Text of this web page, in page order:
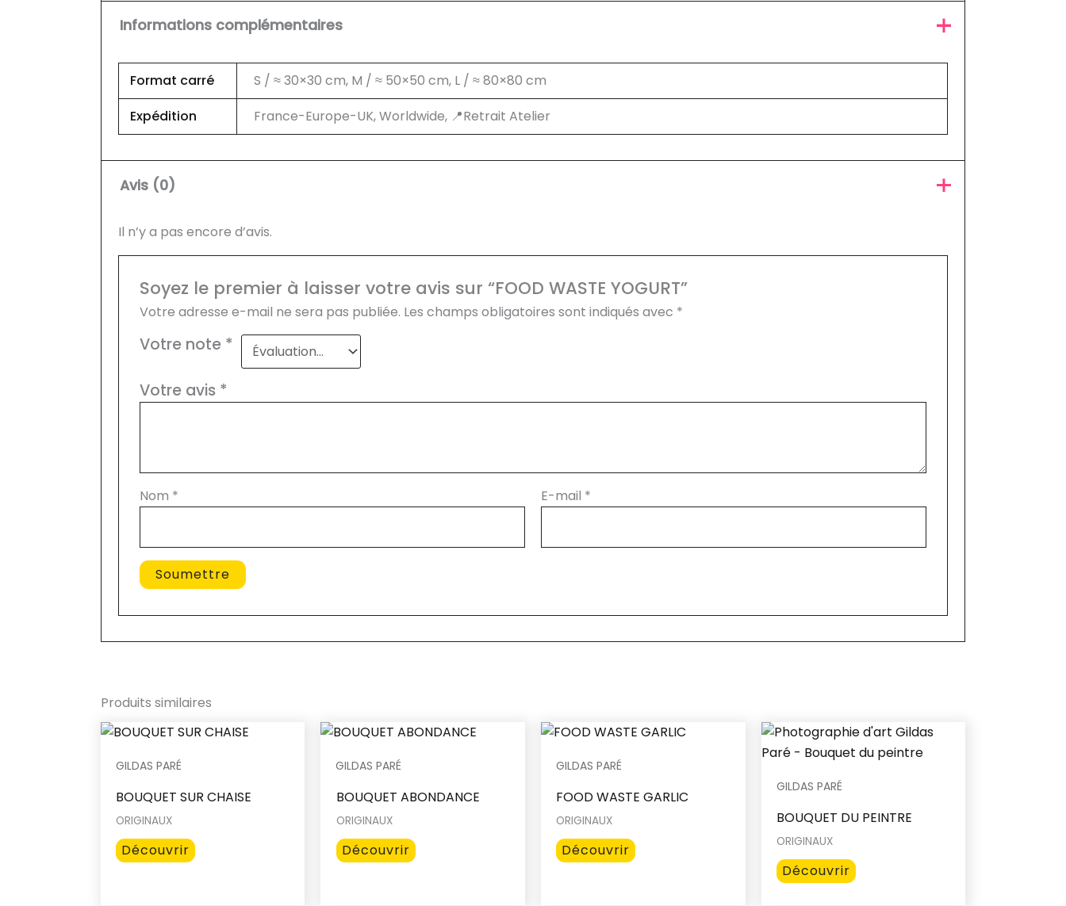
Informations complémentaires
Format carré
S / ≈ 30×30 cm, M / ≈ 50×50 cm, L / ≈ 80×80 cm
Expédition
France-Europe-UK, Worldwide, 📍Retrait Atelier
Avis (0)
Il n’y a pas encore d’avis.
Soyez le premier à laisser votre avis sur “FOOD WASTE YOGURT”
Votre adresse e-mail ne sera pas publiée. Les champs obligatoires sont indiqués avec *
Votre note *
Votre avis *
Nom * E-mail *
Produits similaires
GILDAS PARÉ
BOUQUET SUR CHAISE
ORIGINAUX
Découvrir Ce
produit
GILDAS PARÉ
BOUQUET ABONDANCE
ORIGINAUX
Découvrir Ce
produit
GILDAS PARÉ
FOOD WASTE GARLIC
ORIGINAUX
Découvrir Ce
produit
GILDAS PARÉ
BOUQUET DU PEINTRE
ORIGINAUX
Découvrir Ce
produit